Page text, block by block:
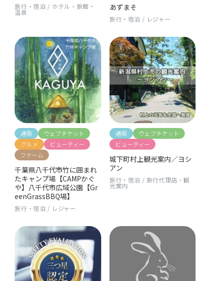
旅行・宿泊 / ホテル・旅館・
温泉
あずまそ
旅行・宿泊 / レジャー
通販
ウェブチケット
グルメ
ビューティー
ファーム
千葉県八千代市竹に囲まれ
たキャンプ場【CAMPかぐ
や】八千代市広域公園【Gr
eenGrassBBQ場】
旅行・宿泊 / レジャー
通販
ウェブチケット
ビューティー
城下町村上観光案内／ヨシ
アン
旅行・宿泊 / 旅行代理店・観
光案内